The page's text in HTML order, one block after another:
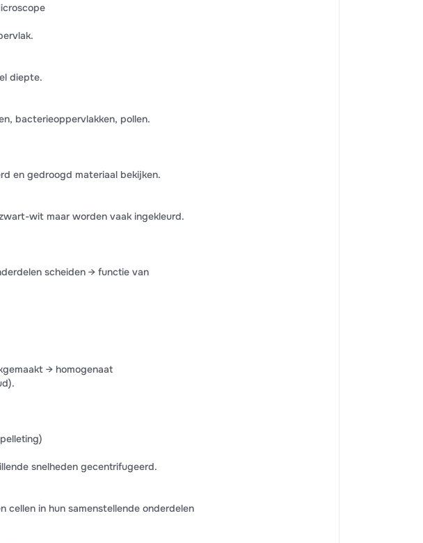
diepte.
bacterieoppervlakken, pollen.
en gedroogd materiaal bekijken.
wit maar worden vaak ingekleurd.
scheiden → functie van
→ homogenaat
snelheden gecentrifugeerd.
cellen in hun samenstellende onderdelen